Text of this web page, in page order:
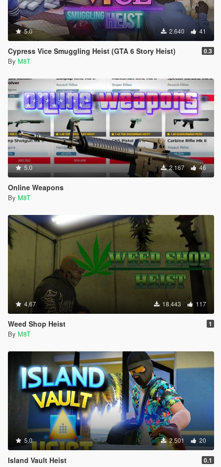
5.0 2.640 41
Cypress Vice Smuggling Heist (GTA 6 Story Heist) 0.3
By M8T
5.0 2.167 46
Online Weapons
By M8T
4.67 18.443 117
Weed Shop Heist 1
By M8T
5.0 2.501 20
Island Vault Heist 0.1